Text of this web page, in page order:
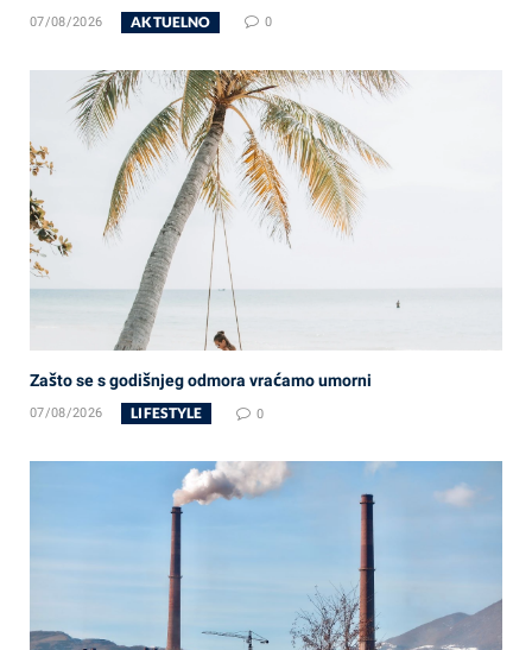
07/08/2026 AKTUELNO 0
Zašto se s godišnjeg odmora vraćamo umorni
07/08/2026 LIFESTYLE 0